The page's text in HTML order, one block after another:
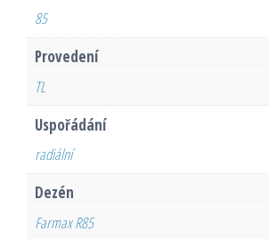
85
Provedení
TL
Uspořádání
radiální
Dezén
Farmax R85